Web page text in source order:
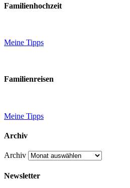
Familienhochzeit
Meine Tipps
Familienreisen
Meine Tipps
Archiv
Archiv
Newsletter